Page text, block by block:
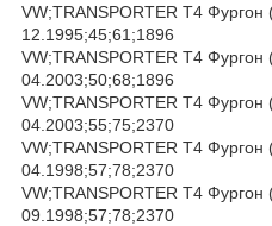
VW;TRANSPORTER T4
12.1995;45;61;1896
VW;TRANSPORTER T4
04.2003;50;68;1896
VW;TRANSPORTER T4
04.2003;55;75;2370
VW;TRANSPORTER T4
04.1998;57;78;2370
VW;TRANSPORTER T4
09.1998;57;78;2370